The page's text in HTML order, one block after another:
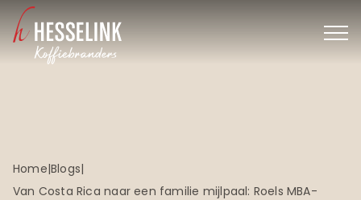
naar
inhoud
Home|Blogs|
Van Costa Rica naar een familie mijlpaal: Roels MBA-